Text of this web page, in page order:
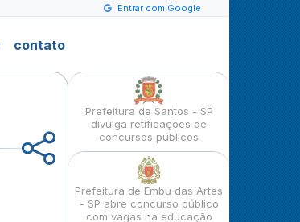
Entrar com Google
contato
Prefeitura de Santos - SP
divulga retificações de
concursos públicos
Prefeitura de Embu das Artes
- SP abre concurso público
com vagas na educação